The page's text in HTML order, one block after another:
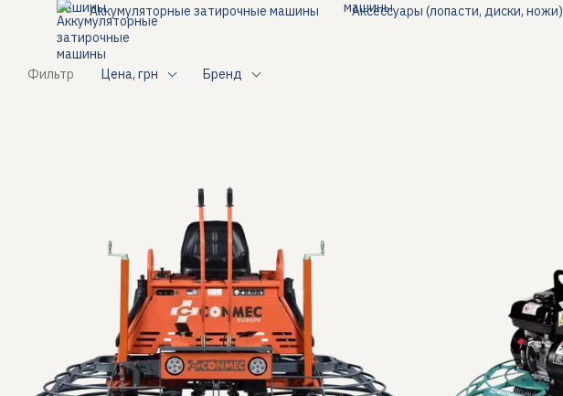
Аккумуляторные затирочные машины Аксессуары (лопасти, диски, ножи)
Фильтр Цена, грн Бренд